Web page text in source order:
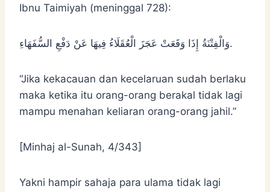
Ibnu Taimiyah (meninggal 728):
‌وَالْفِتْنَةُ ‌إِذَا ‌وَقَعَتْ عَجَزَ الْعُقَلَاءُ فِيهَا عَنْ دَفْعِ السُّفَهَاءِ.
“Jika kekacauan dan kecelaruan sudah berlaku
maka ketika itu orang-orang berakal tidak lagi
mampu menahan keliaran orang-orang jahil.”
[Minhaj al-Sunah, 4/343]
Yakni hampir sahaja para ulama tidak lagi